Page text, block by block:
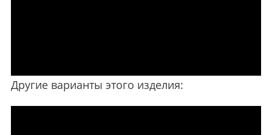
Другие варианты этого изделия: